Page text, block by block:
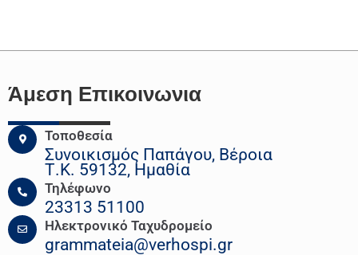
Άμεση Επικοινωνια
Τοποθεσία
Συνοικισμός Παπάγου, Βέροια
Τ.Κ. 59132, Ημαθία
Τηλέφωνο
23313 51100
Ηλεκτρονικό Ταχυδρομείο
grammateia@verhospi.gr